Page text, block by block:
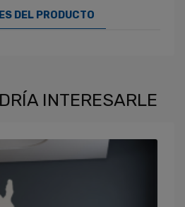
DEL PRODUCTO
INTERESARLE